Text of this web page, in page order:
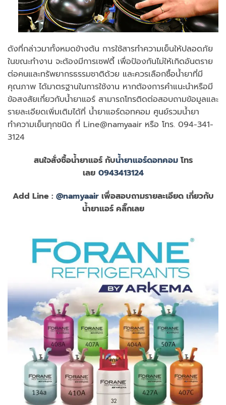
ดังที่กล่าวมาทั้งหมดข้างต้น การใช้สารทำความเย็นให้ปลอดภัย
ในขณะทำงาน จะต้องมีการเซฟตี้ เพื่อป้องกันไม่ให้เกิดอันตราย
ต่อคนและทรัพยากรธรรมชาติด้วย และควรเลือกซื้อน้ำยาที่มี
คุณภาพ ได้มาตรฐานในการใช้งาน หากต้องการคำแนะนำหรือมี
ข้อสงสัยเกี่ยวกับน้ำยาแอร์ สามารถโทรติดต่อสอบถามข้อมูลและ
รายละเอียดเพิ่มเติมได้ที่ น้ำยาแอร์ดอทคอม ศูนย์รวมน้ำยา
ทำความเย็นทุกชนิด ที่ Line@namyaair หรือ โทร. 094-341-
3124
สนใจสั่งซื้อน้ำยาแอร์ กับน้ำยาแอร์ดอทคอมโทร
เลย 0943413124
Add Line : @namyaairเพื่อสอบถามรายละเอียด เกี่ยวกับ
น้ำยาแอร์ คลิ๊กเลย